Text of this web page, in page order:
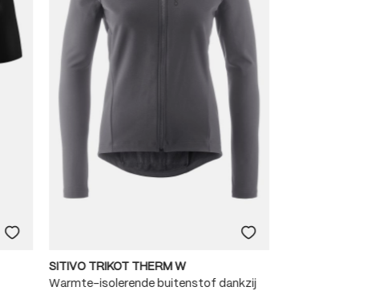
SITIVO TRIKOT THERM W
Warmte-isolerende buitenstof dankzij